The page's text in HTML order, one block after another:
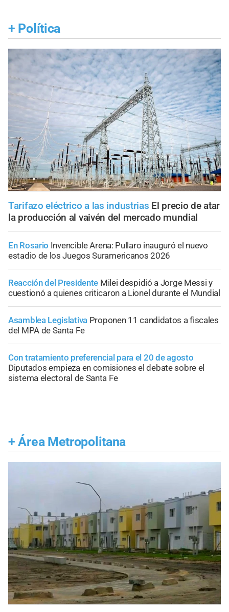
+ Política
Tarifazo eléctrico a las industrias El precio de atar
la producción al vaivén del mercado mundial
En Rosario Invencible Arena: Pullaro inauguró el nuevo
estadio de los Juegos Suramericanos 2026
Reacción del Presidente Milei despidió a Jorge Messi y
cuestionó a quienes criticaron a Lionel durante el Mundial
Asamblea Legislativa Proponen 11 candidatos a fiscales
del MPA de Santa Fe
Con tratamiento preferencial para el 20 de agosto
Diputados empieza en comisiones el debate sobre el
sistema electoral de Santa Fe
+ Área Metropolitana